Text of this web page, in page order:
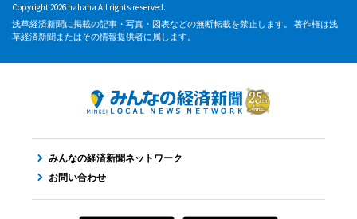
Copyright 2026 hahaha All rights reserved.
浅草経済新聞に掲載の記事・写真・図表などの無断転載を禁止します。 著作権は浅
草経済新聞またはその情報提供者に属します。
みんなの経済新聞ネットワーク
お問い合わせ